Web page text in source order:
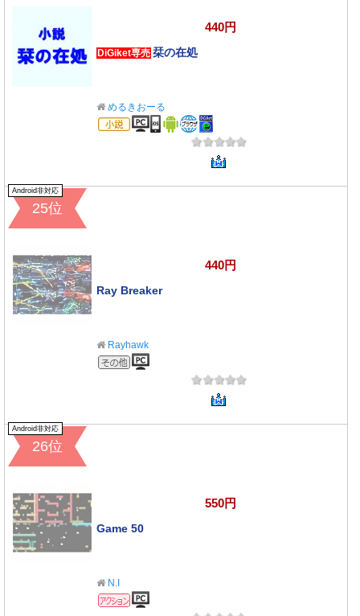
440円
DiGiket専売 栞の在処
めるきおーる
小説
25位
Android非対応
440円
Ray Breaker
Rayhawk
その他のジャンル
26位
Android非対応
550円
Game 50
N.I
アクションゲーム